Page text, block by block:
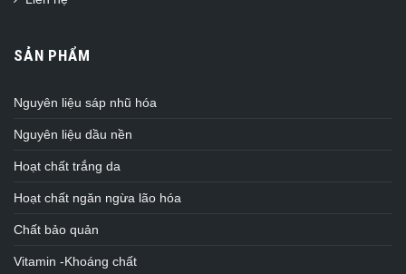
SẢN PHẨM
Nguyên liệu sáp nhũ hóa
Nguyên liệu dầu nền
Hoạt chất trắng da
Hoạt chất ngăn ngừa lão hóa
Chất bảo quản
Vitamin -Khoáng chất